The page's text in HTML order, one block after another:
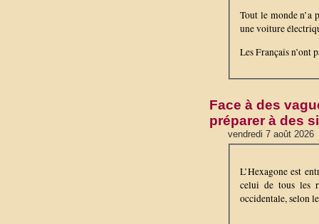
Tout le monde n’a
une voiture
Les Français n’ont
Face à des
préparer à des
vendredi 7 août 2026
L’Hexagone est
celui de tous les
occidentale, selon